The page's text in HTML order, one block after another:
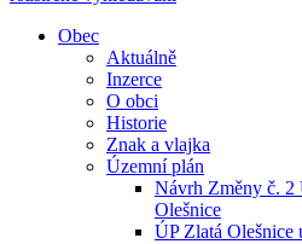
Obec
Aktuálně
Inzerce
O obci
Historie
Znak a vlajka
Územní plán
Návrh Změny č. 2
Olešnice
ÚP Zlatá Olešnice